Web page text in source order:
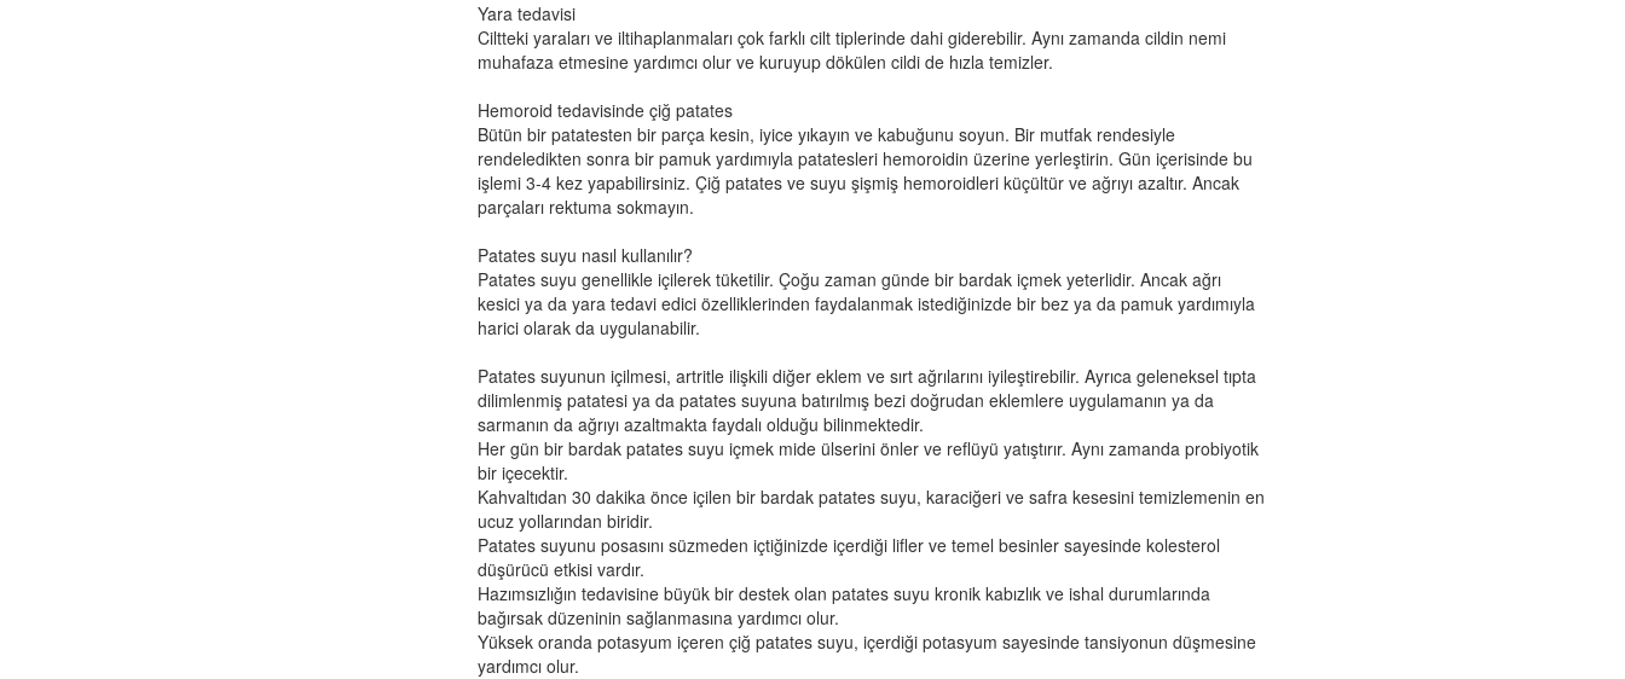
Yara tedavisi
Ciltteki yaraları ve iltihaplanmaları çok farklı cilt tiplerinde dahi giderebilir. Aynı zamanda cildin nemi
muhafaza etmesine yardımcı olur ve kuruyup dökülen cildi de hızla temizler.
Hemoroid tedavisinde çiğ patates
Bütün bir patatesten bir parça kesin, iyice yıkayın ve kabuğunu soyun. Bir mutfak rendesiyle
rendeledikten sonra bir pamuk yardımıyla patatesleri hemoroidin üzerine yerleştirin. Gün içerisinde bu
işlemi 3-4 kez yapabilirsiniz. Çiğ patates ve suyu şişmiş hemoroidleri küçültür ve ağrıyı azaltır. Ancak
parçaları rektuma sokmayın.
Patates suyu nasıl kullanılır?
Patates suyu genellikle içilerek tüketilir. Çoğu zaman günde bir bardak içmek yeterlidir. Ancak ağrı
kesici ya da yara tedavi edici özelliklerinden faydalanmak istediğinizde bir bez ya da pamuk yardımıyla
harici olarak da uygulanabilir.
Patates suyunun içilmesi, artritle ilişkili diğer eklem ve sırt ağrılarını iyileştirebilir. Ayrıca geleneksel tıpta
dilimlenmiş patatesi ya da patates suyuna batırılmış bezi doğrudan eklemlere uygulamanın ya da
sarmanın da ağrıyı azaltmakta faydalı olduğu bilinmektedir.
Her gün bir bardak patates suyu içmek mide ülserini önler ve reflüyü yatıştırır. Aynı zamanda probiyotik
bir içecektir.
Kahvaltıdan 30 dakika önce içilen bir bardak patates suyu, karaciğeri ve safra kesesini temizlemenin en
ucuz yollarından biridir.
Patates suyunu posasını süzmeden içtiğinizde içerdiği lifler ve temel besinler sayesinde kolesterol
düşürücü etkisi vardır.
Hazımsızlığın tedavisine büyük bir destek olan patates suyu kronik kabızlık ve ishal durumlarında
bağırsak düzeninin sağlanmasına yardımcı olur.
Yüksek oranda potasyum içeren çiğ patates suyu, içerdiği potasyum sayesinde tansiyonun düşmesine
yardımcı olur.